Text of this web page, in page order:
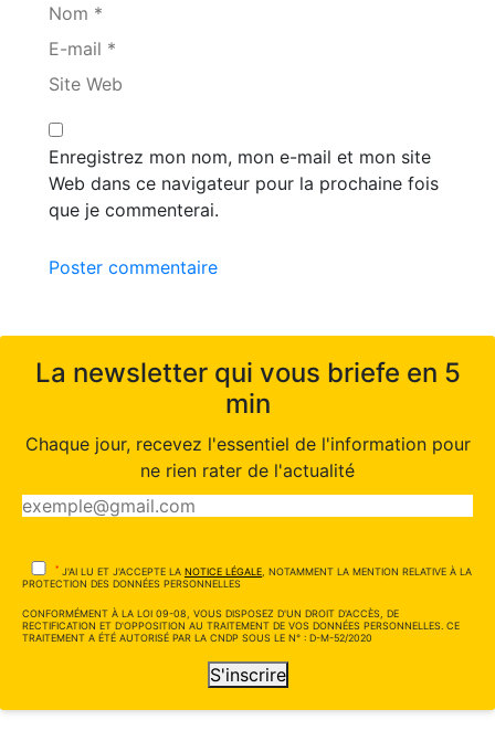
Nom *
E-mail *
Site Web
Enregistrez mon nom, mon e-mail et mon site
Web dans ce navigateur pour la prochaine fois
que je commenterai.
Poster commentaire
La newsletter qui vous briefe en 5
min
Chaque jour, recevez l'essentiel de l'information pour
ne rien rater de l'actualité
* J'AI LU ET J'ACCEPTE LA NOTICE LÉGALE , NOTAMMENT LA MENTION RELATIVE À LA
PROTECTION DES DONNÉES PERSONNELLES
CONFORMÉMENT À LA LOI 09-08, VOUS DISPOSEZ D'UN DROIT D'ACCÈS, DE
RECTIFICATION ET D'OPPOSITION AU TRAITEMENT DE VOS DONNÉES PERSONNELLES. CE
TRAITEMENT A ÉTÉ AUTORISÉ PAR LA CNDP SOUS LE N° : D-M-52/2020
S'inscrire